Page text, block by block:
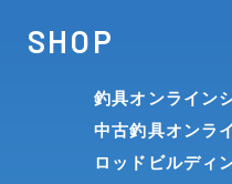
SHOP
釣具オンライン
中古釣具オンラ
ロッドビルディ